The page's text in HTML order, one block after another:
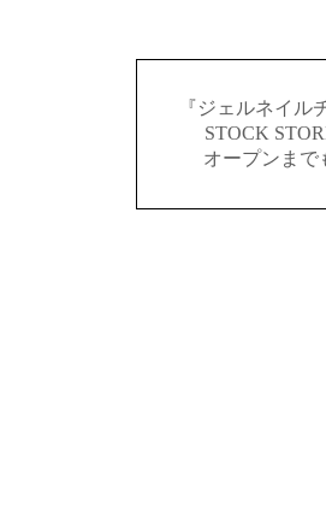
『ジェルネイ
STOCK
オープンまで